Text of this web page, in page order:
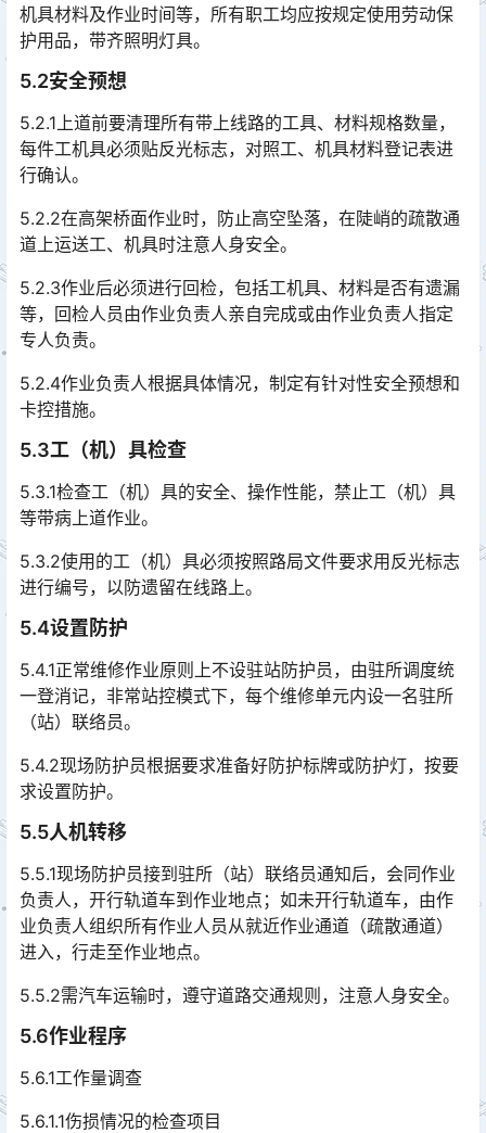
机具材料及作业时间等，所有职工均应按规定使用劳动保
护用品，带齐照明灯具。󠅅󠅃󠄵󠅂󠄪󠇖󠆨󠆨󠇕󠆞󠆒󠅬󠇘󠆭󠆘󠇙󠆝󠅵󠇗󠆭󠆁󠄐󠇗󠅹󠅸󠇖󠆍󠅳󠇖󠅹󠅰󠇖󠆌󠅹
5.2安全预想
5.2.1上道前要清理所有带上线路的工具、材料规格数量，
每件工机具必须贴反光标志，对照工、机具材料登记表进
行确认。
5.2.2在高架桥面作业时，防止高空坠落，在陡峭的疏散通
道上运送工、机具时注意人身安全。
5.2.3作业后必须进行回检，包括工机具、材料是否有遗漏
等，回检人员由作业负责人亲自完成或由作业负责人指定
专人负责。
5.2.4作业负责人根据具体情况，制定有针对性安全预想和
卡控措施。
5.3工（机）具检查
5.3.1检查工（机）具的安全、操作性能，禁止工（机）具
等带病上道作业。
5.3.2使用的工（机）具必须按照路局文件要求用反光标志
进行编号，以防遗留在线路上。
5.4设置防护
5.4.1正常维修作业原则上不设驻站防护员，由驻所调度统
一登消记，非常站控模式下，每个维修单元内设一名驻所
（站）联络员。
5.4.2现场防护员根据要求准备好防护标牌或防护灯，按要
求设置防护。
5.5人机转移
5.5.1现场防护员接到驻所（站）联络员通知后，会同作业
负责人，开行轨道车到作业地点；如未开行轨道车，由作
业负责人组织所有作业人员从就近作业通道（疏散通道）
进入，行走至作业地点。󠅅󠅃󠄵󠅂󠄪󠇖󠆨󠆨󠇕󠆞󠆒󠅬󠇘󠆭󠆘󠇙󠆝󠅵󠇗󠆭󠆁󠄐󠇗󠅹󠅸󠇖󠆍󠅳󠇖󠅹󠅰󠇖󠆌󠅹
5.5.2需汽车运输时，遵守道路交通规则，注意人身安全。
5.6作业程序
5.6.1工作量调查
5.6.1.1伤损情况的检查项目